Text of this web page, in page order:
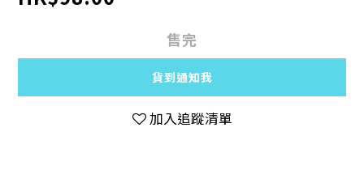
售完
貨到通知我
加入追蹤清單